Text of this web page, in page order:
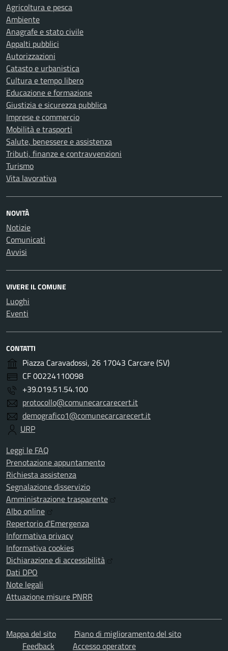
Agricoltura e pesca
Ambiente
Anagrafe e stato civile
Appalti pubblici
Autorizzazioni
Catasto e urbanistica
Cultura e tempo libero
Educazione e formazione
Giustizia e sicurezza pubblica
Imprese e commercio
Mobilità e trasporti
Salute, benessere e assistenza
Tributi, finanze e contravvenzioni
Turismo
Vita lavorativa
NOVITÀ
Notizie
Comunicati
Avvisi
VIVERE IL COMUNE
Luoghi
Eventi
CONTATTI
Piazza Caravadossi, 26 17043 Carcare (SV)
CF 00224110098
+39.019.51.54.100
protocollo@comunecarcarecert.it
demografico1@comunecarcarecert.it
URP
Leggi le FAQ
Prenotazione appuntamento
Richiesta assistenza
Segnalazione disservizio
Amministrazione trasparente
Albo online
Repertorio d'Emergenza
Informativa privacy
Informativa cookies
Dichiarazione di accessibilità
Dati DPO
Note legali
Attuazione misure PNRR
Mappa del sito
Piano di miglioramento del sito
Feedback
Accesso operatore